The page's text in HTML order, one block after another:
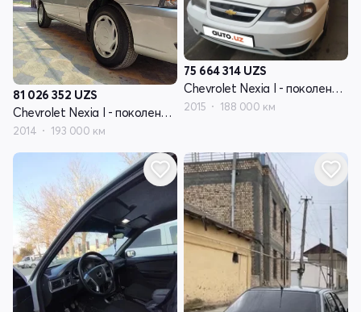
81 026 352 UZS
Chevrolet Nexia I - поколение рестайлинг
2014 193 000 км
75 664 314 UZS
Chevrolet Nexia I - поколение рестайлинг
2015 188 000 км